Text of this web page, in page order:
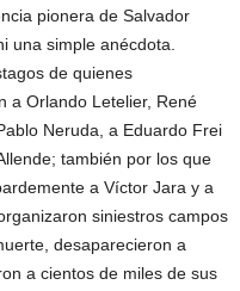
pionera de Salvador
una simple anécdota.
de quienes
a Orlando Letelier, René
Neruda, a Eduardo Frei
también por los que
a Víctor Jara y a
siniestros campos
desaparecieron a
a cientos de miles de sus